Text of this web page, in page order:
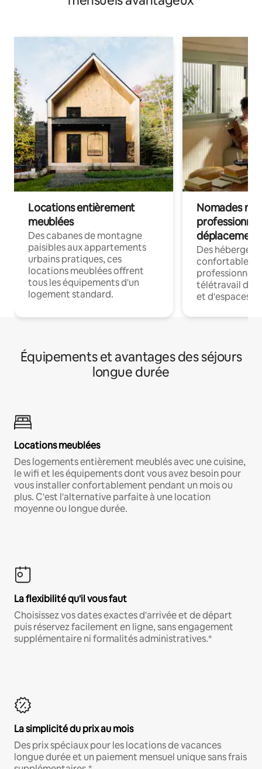
Locations entièrement
meublées
Des cabanes de montagne
paisibles aux appartements
urbains pratiques, ces
locations meublées offrent
tous les équipements d'un
logement standard.
Nomades
déplacement
Des
confortables
professionnels
télétravail
et d'espaces
Équipements et avantages des séjours
longue durée
Locations meublées
Des logements entièrement meublés avec une cuisine,
le wifi et les équipements dont vous avez besoin pour
vous installer confortablement pendant un mois ou
plus. C'est l'alternative parfaite à une location
moyenne ou longue durée.
La flexibilité qu'il vous faut
Choisissez vos dates exactes d'arrivée et de départ
puis réservez facilement en ligne, sans engagement
supplémentaire ni formalités administratives.*
La simplicité du prix au mois
Des prix spéciaux pour les locations de vacances
longue durée et un paiement mensuel unique sans frais